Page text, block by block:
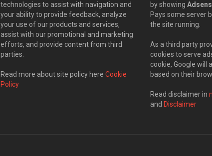
technologies to assist with navigation and
your ability to provide feedback, analyze
your use of our products and services,
assist with our promotional and marketing
efforts, and provide content from third
parties.
Read more about site policy here Cookie
Policy
by showing
Pays some server
the site running.
As a third party
cookies to serve
cookie, Google will
based on their
Read disclaimer in
and Disclaimer